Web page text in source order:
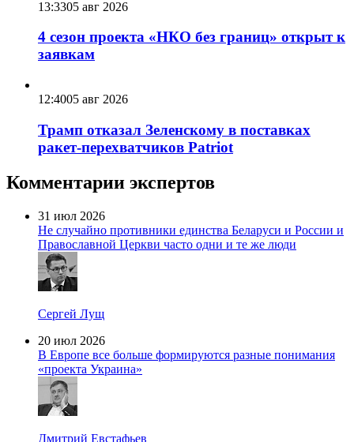
13:3305 авг 2026
4 сезон проекта «НКО без границ» открыт к
заявкам
12:4005 авг 2026
Трамп отказал Зеленскому в поставках
ракет-перехватчиков Patriot
Комментарии экспертов
31 июл 2026
Не случайно противники единства Беларуси и России и
Православной Церкви часто одни и те же люди
Сергей Лущ
20 июл 2026
В Европе все больше формируются разные понимания
«проекта Украина»
Дмитрий Евстафьев